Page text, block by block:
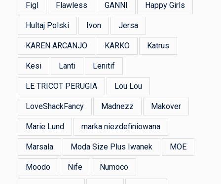
Figl Flawless GANNI Happy Girls
Hultaj Polski Ivon Jersa
KAREN ARCANJO KARKO Katrus
Kesi Lanti Lenitif
LE TRICOT PERUGIA Lou Lou
LoveShackFancy Madnezz Makover
Marie Lund marka niezdefiniowana
Marsala Moda Size Plus Iwanek MOE
Moodo Nife Numoco